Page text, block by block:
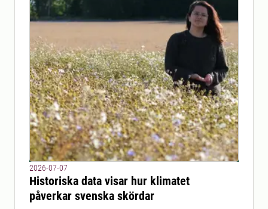
2026-07-07
Historiska data visar hur klimatet
påverkar svenska skördar